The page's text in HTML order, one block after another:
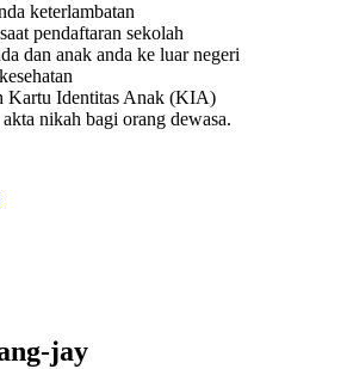
keterlambatan
pendaftaran sekolah
dan anak anda ke luar negeri
Kartu Identitas Anak (KIA)
nikah bagi orang dewasa.
jay